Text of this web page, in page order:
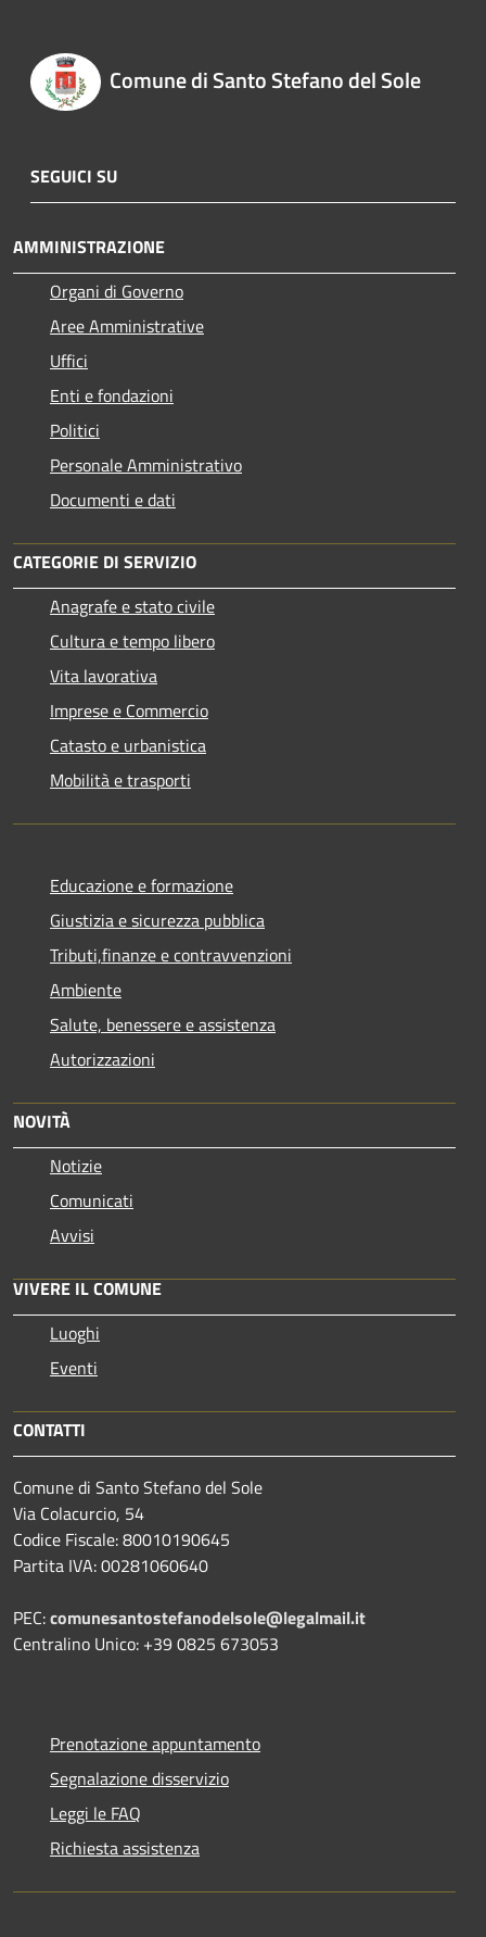
Comune di Santo Stefano del Sole
SEGUICI SU
AMMINISTRAZIONE
Organi di Governo
Aree Amministrative
Uffici
Enti e fondazioni
Politici
Personale Amministrativo
Documenti e dati
CATEGORIE DI SERVIZIO
Anagrafe e stato civile
Cultura e tempo libero
Vita lavorativa
Imprese e Commercio
Catasto e urbanistica
Mobilità e trasporti
Educazione e formazione
Giustizia e sicurezza pubblica
Tributi,finanze e contravvenzioni
Ambiente
Salute, benessere e assistenza
Autorizzazioni
NOVITÀ
Notizie
Comunicati
Avvisi
VIVERE IL COMUNE
Luoghi
Eventi
CONTATTI
Comune di Santo Stefano del Sole
Via Colacurcio, 54
Codice Fiscale: 80010190645
Partita IVA: 00281060640
PEC:comunesantostefanodelsole@legalmail.it
Centralino Unico: +39 0825 673053
Prenotazione appuntamento
Segnalazione disservizio
Leggi le FAQ
Richiesta assistenza